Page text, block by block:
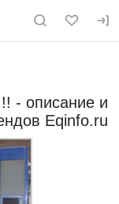
eqinfo.ru
- описание и
Eqinfo.ru